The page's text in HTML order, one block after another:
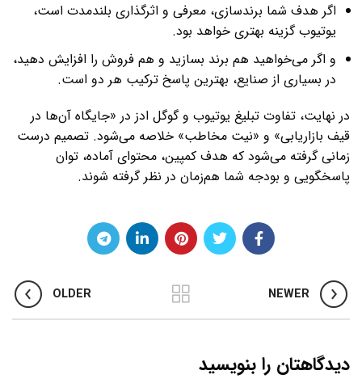
اگر هدف شما برندسازی، معرفی و اثرگذاری بلندمدت است،
یوتیوب گزینه بهتری خواهد بود.
و اگر می‌خواهید هم برند بسازید و هم فروش را افزایش دهید،
در بسیاری از صنایع، بهترین پاسخ ترکیب هر دو است.
در نهایت، تفاوت تبلیغ یوتیوب و گوگل ادز در «جایگاه آن‌ها در
قیف بازاریابی» و «نیت مخاطب» خلاصه می‌شود. تصمیم درست
زمانی گرفته می‌شود که هدف کمپین، محتوای آماده، توان
پاسخگویی و بودجه شما هم‌زمان در نظر گرفته شوند.
NEWER
OLDER
دیدگاهتان را بنویسید